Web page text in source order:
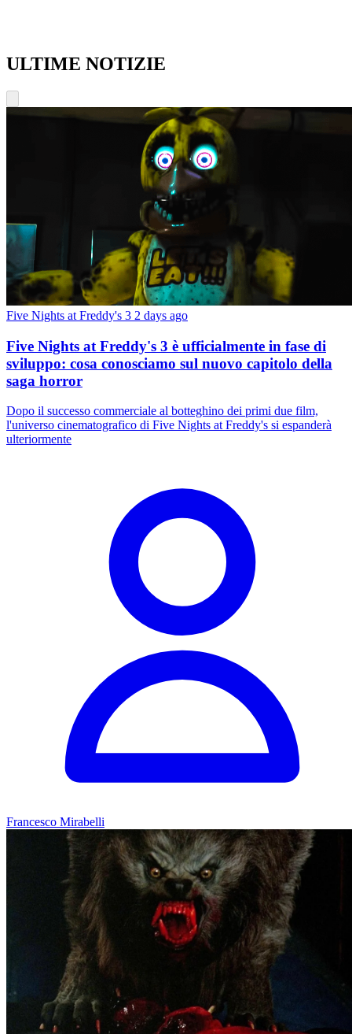
ULTIME NOTIZIE
Five Nights at Freddy's 3 2 days ago
Five Nights at Freddy's 3 è ufficialmente in fase di
sviluppo: cosa conosciamo sul nuovo capitolo della
saga horror
Dopo il successo commerciale al botteghino dei primi due film,
l'universo cinematografico di Five Nights at Freddy's si espanderà
ulteriormente
Francesco Mirabelli